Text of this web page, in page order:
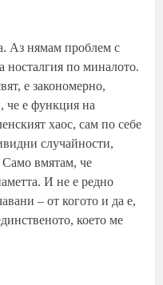
Аз нямам проблем с
носталгия по миналото.
е закономерно,
че е функция на
хаос, сам по себе
случайности,
Само вмятам, че
И не е редно
– от когото и да е,
което ме